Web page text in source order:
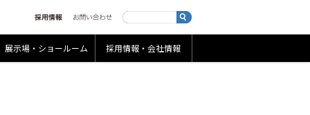
展示場・ショールーム 採用情報・会社情報